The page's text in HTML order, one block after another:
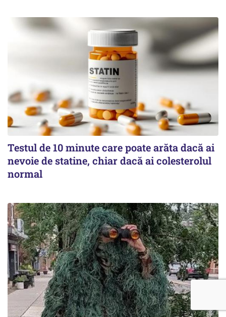
Testul de 10 minute care poate arăta dacă ai
nevoie de statine, chiar dacă ai colesterolul
normal